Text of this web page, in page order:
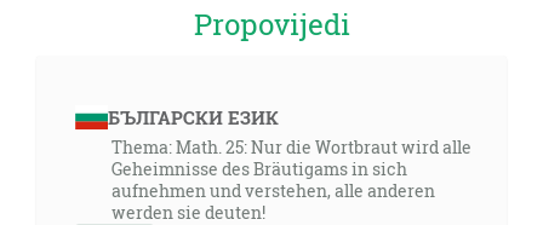
Propovijedi
БЪЛГАРСКИ ЕЗИК
Thema: Math. 25: Nur die Wortbraut wird alle
Geheimnisse des Bräutigams in sich
aufnehmen und verstehen, alle anderen
werden sie deuten!